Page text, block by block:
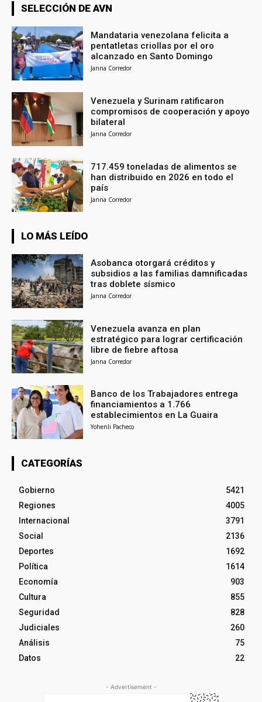
SELECCIÓN DE AVN
Mandataria venezolana felicita a
pentatletas criollas por el oro
alcanzado en Santo Domingo
Janna Corredor
Venezuela y Surinam ratificaron
compromisos de cooperación y apoyo
bilateral
Janna Corredor
717.459 toneladas de alimentos se
han distribuido en 2026 en todo el
país
Janna Corredor
LO MÁS LEÍDO
Asobanca otorgará créditos y
subsidios a las familias damnificadas
tras doblete sísmico
Janna Corredor
Venezuela avanza en plan
estratégico para lograr certificación
libre de fiebre aftosa
Janna Corredor
Banco de los Trabajadores entrega
financiamientos a 1.766
establecimientos en La Guaira
Yohenli Pacheco
CATEGORÍAS
Gobierno
5421
Regiones
4005
Internacional
3791
Social
2136
Deportes
1692
Política
1614
Economía
903
Cultura
855
Seguridad
828
Judiciales
260
Análisis
75
Datos
22
- Advertisement -